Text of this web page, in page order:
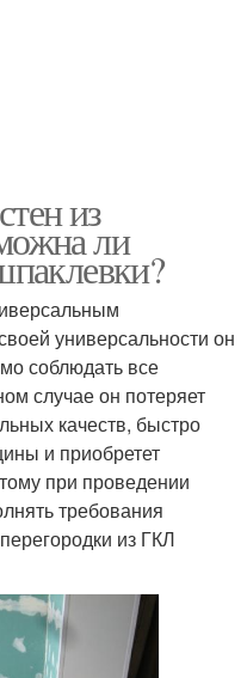
из
ли
универсальности он
соблюдать все
случае он потеряет
качеств, быстро
и приобретет
при проведении
требования
из ГКЛ